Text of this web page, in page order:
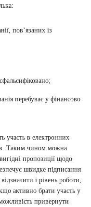
пов’язаних із
перебуває у фінансово
участь в електронних
Таким чином можна
пропозиції щодо
швидке підписання
і рівень роботи,
активно брати участь у
привернути